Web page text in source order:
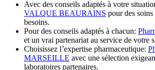
Avec des conseils adaptés à votre
VALQUE BEAURAINS pour des soins
besoins.
Pour des conseils adaptés à chacun:
et un vrai partenariat au service de votre
Choisissez l’expertise pharmaceutique:
MARSEILLE avec une sélection
laboratoires partenaires.